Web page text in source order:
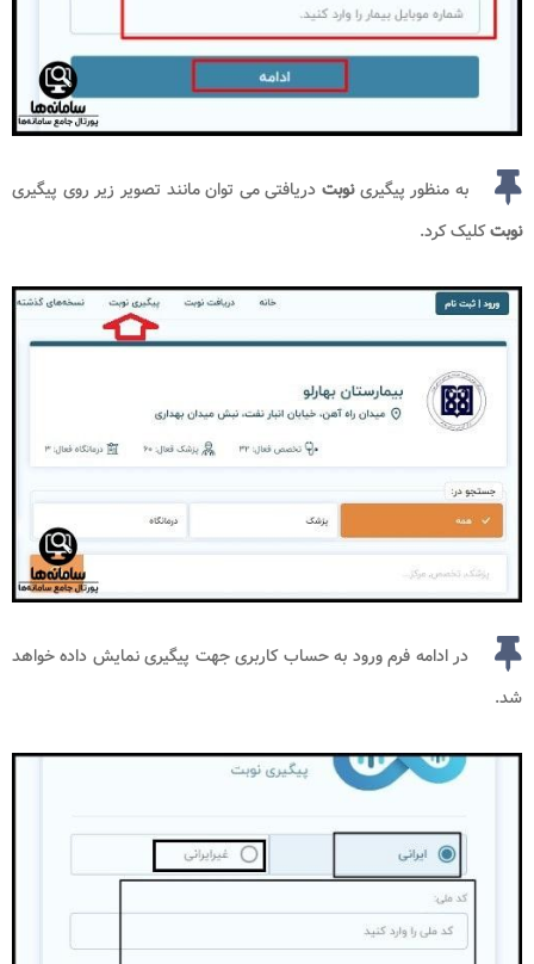
به منظور پیگیرینوبت دریافتی می توان مانند تصویر زیر روی پیگیری
نوبتکلیک کرد.
در ادامه فرم ورود به حساب کاربری جهت پیگیری نمایش داده خواهد
شد.